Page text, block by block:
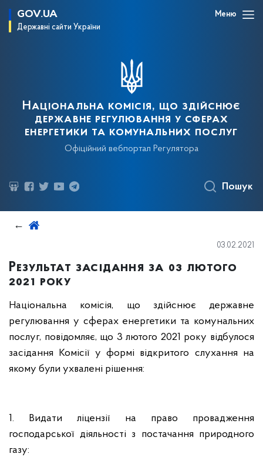
GOV.UA
Державні сайти України
Меню
Національна комісія, що здійснює
державне регулювання у сферах
енергетики та комунальних послуг
Офіційний вебпортал Регулятора
Пошук
03.02.2021
Результат засідання за 03 лютого
2021 року
Національна комісія, що здійснює державне
регулювання у сферах енергетики та комунальних
послуг, повідомляє, що 3 лютого 2021 року відбулося
засідання Комісії у формі відкритого слухання на
якому були ухвалені рішення:
1. Видати ліцензії на право провадження
господарської діяльності з постачання природного
газу: